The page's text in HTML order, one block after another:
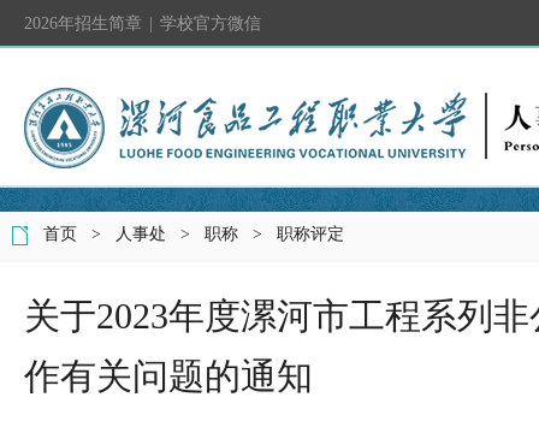
2026年招生简章 学校官方微信
首页 > 人事处 > 职称 > 职称评定
关于2023年度漯河市工程系列
作有关问题的通知